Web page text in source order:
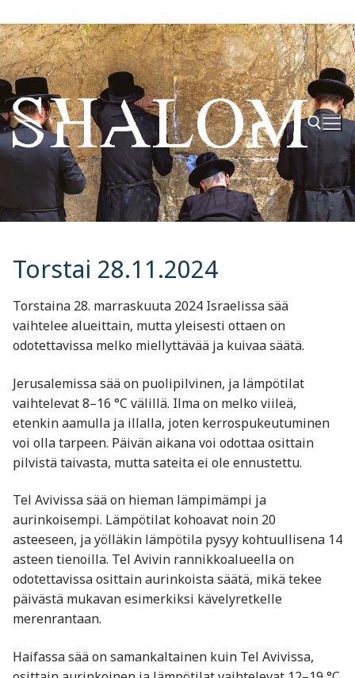
Hyppää
sisältöön
Hae:
Torstai 28.11.2024
Torstaina 28. marraskuuta 2024 Israelissa sää
vaihtelee alueittain, mutta yleisesti ottaen on
odotettavissa melko miellyttävää ja kuivaa säätä.
Jerusalemissa sää on puolipilvinen, ja lämpötilat
vaihtelevat 8–16 °C välillä. Ilma on melko viileä,
etenkin aamulla ja illalla, joten kerrospukeutuminen
voi olla tarpeen. Päivän aikana voi odottaa osittain
pilvistä taivasta, mutta sateita ei ole ennustettu.
Tel Avivissa sää on hieman lämpimämpi ja
aurinkoisempi. Lämpötilat kohoavat noin 20
asteeseen, ja yölläkin lämpötila pysyy kohtuullisena 14
asteen tienoilla. Tel Avivin rannikkoalueella on
odotettavissa osittain aurinkoista säätä, mikä tekee
päivästä mukavan esimerkiksi kävelyretkelle
merenrantaan.
Haifassa sää on samankaltainen kuin Tel Avivissa,